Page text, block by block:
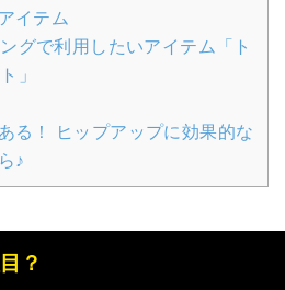
イテム
グで利用したいアイテム「ト
」
る！ ヒップアップに効果的な
♪
？